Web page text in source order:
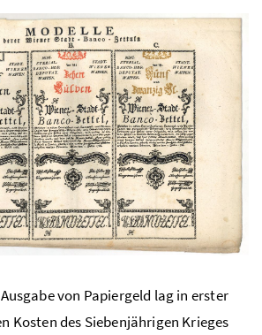
von Papiergeld lag in erster
Kosten des Siebenjährigen Krieges